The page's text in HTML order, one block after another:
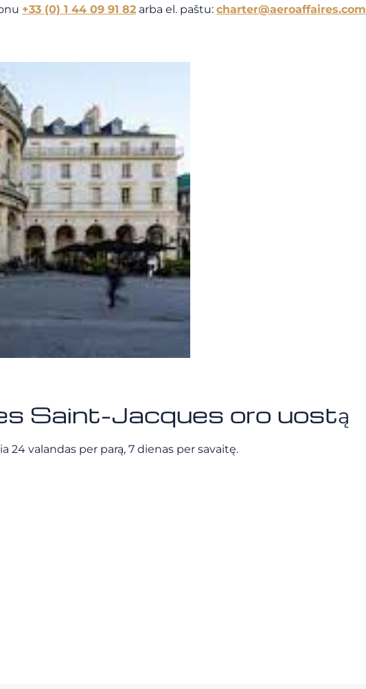
+33 (0) 1 44 09 91 82 arba el. paštu: charter@aeroaffaires.com
Saint-Jacques oro uostą
valandas per parą, 7 dienas per savaitę.